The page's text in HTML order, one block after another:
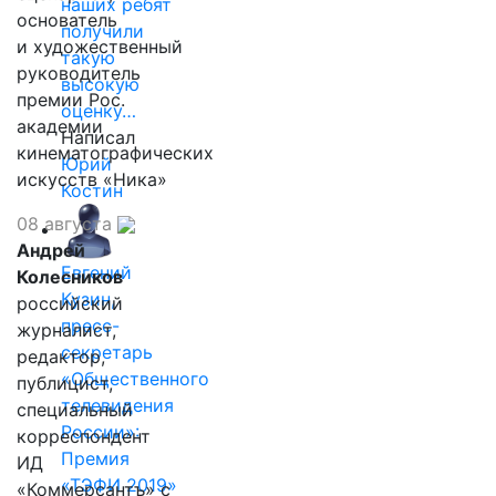
получили
такую
высокую
оценку…
Написал
Юрий
Костин
Евгений
Кузин,
пресс-
секретарь
«Общественного
телевидения
России»:
Премия
«ТЭФИ 2019»
основатель
и художественный
руководитель
премии Рос.
академии
кинематографических
искусств «Ника»
08 августа
Андрей
Колесников
российский
журналист,
редактор,
публицист,
специальный
корреспондент
ИД
«Коммерсантъ» с